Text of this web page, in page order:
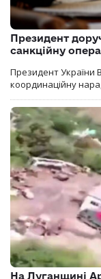
Президент
санкційну
Президент України
координаційну
На Луганщині